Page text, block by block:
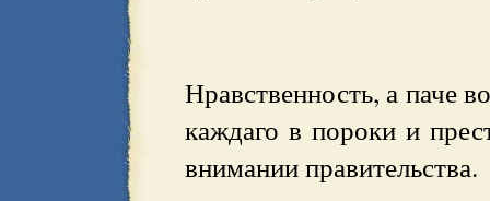
Нравственность, а паче
каждаго в пороки и
внимании правительства.